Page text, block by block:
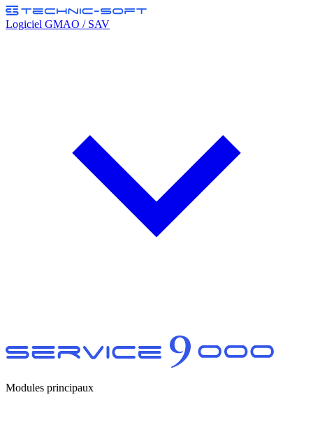
Logiciel GMAO / SAV
Modules principaux